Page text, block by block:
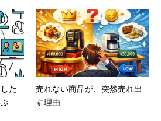
た
売れない商品が、突然売れ出
す理由